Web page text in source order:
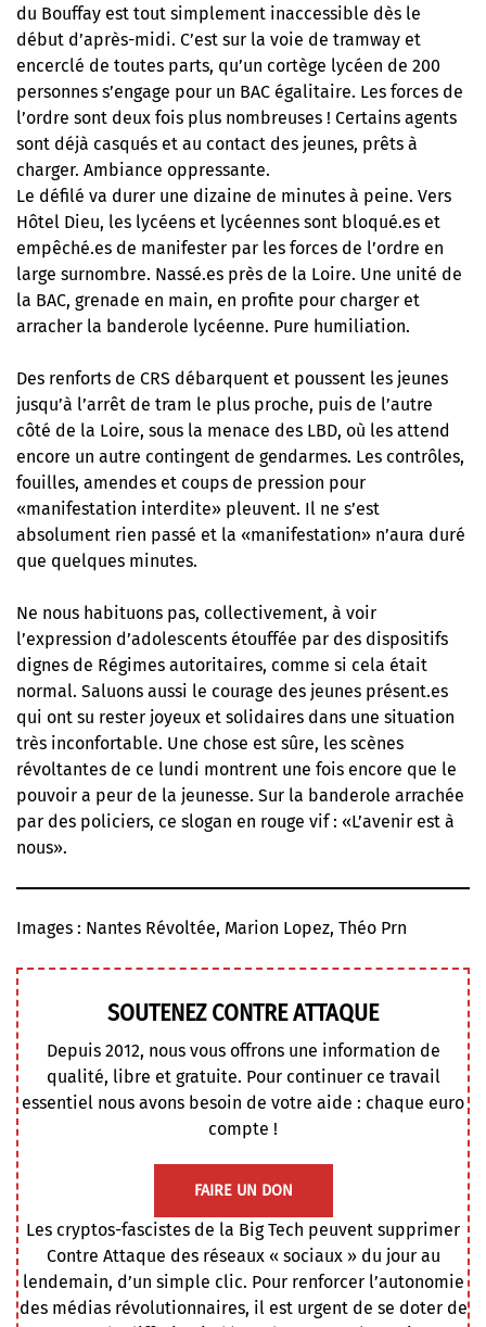
du Bouffay est tout simplement inaccessible dès le
début d’après-midi. C’est sur la voie de tramway et
encerclé de toutes parts, qu’un cortège lycéen de 200
personnes s’engage pour un BAC égalitaire. Les forces de
l’ordre sont deux fois plus nombreuses ! Certains agents
sont déjà casqués et au contact des jeunes, prêts à
charger. Ambiance oppressante.
Le défilé va durer une dizaine de minutes à peine. Vers
Hôtel Dieu, les lycéens et lycéennes sont bloqué.es et
empêché.es de manifester par les forces de l’ordre en
large surnombre. Nassé.es près de la Loire. Une unité de
la BAC, grenade en main, en profite pour charger et
arracher la banderole lycéenne. Pure humiliation.
Des renforts de CRS débarquent et poussent les jeunes
jusqu’à l’arrêt de tram le plus proche, puis de l’autre
côté de la Loire, sous la menace des LBD, où les attend
encore un autre contingent de gendarmes. Les contrôles,
fouilles, amendes et coups de pression pour
«manifestation interdite» pleuvent. Il ne s’est
absolument rien passé et la «manifestation» n’aura duré
que quelques minutes.
Ne nous habituons pas, collectivement, à voir
l’expression d’adolescents étouffée par des dispositifs
dignes de Régimes autoritaires, comme si cela était
normal. Saluons aussi le courage des jeunes présent.es
qui ont su rester joyeux et solidaires dans une situation
très inconfortable. Une chose est sûre, les scènes
révoltantes de ce lundi montrent une fois encore que le
pouvoir a peur de la jeunesse. Sur la banderole arrachée
par des policiers, ce slogan en rouge vif : «L’avenir est à
nous».
Images : Nantes Révoltée, Marion Lopez, Théo Prn
SOUTENEZ CONTRE ATTAQUE
Depuis 2012, nous vous offrons une information de
qualité, libre et gratuite. Pour continuer ce travail
essentiel nous avons besoin de votre aide : chaque euro
compte !
FAIRE UN DON
Les cryptos-fascistes de la Big Tech peuvent supprimer
Contre Attaque des réseaux « sociaux » du jour au
lendemain, d’un simple clic. Pour renforcer l’autonomie
des médias révolutionnaires, il est urgent de se doter de